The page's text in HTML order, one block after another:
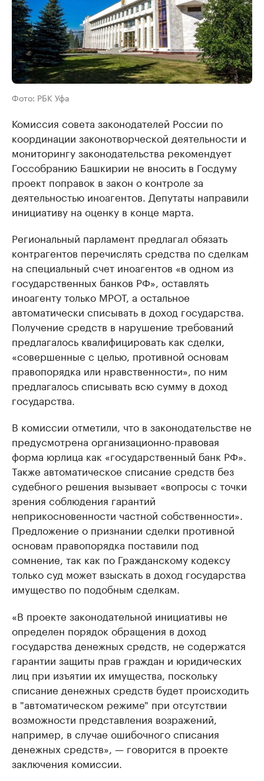
Фото: РБК Уфа
Комиссия совета законодателей России по
координации законотворческой деятельности и
мониторингу законодательства рекомендует
Госсобранию Башкирии не вносить в Госдуму
проект поправок в закон о контроле за
деятельностью иноагентов. Депутаты направили
инициативу на оценку в конце марта.
Региональный парламент предлагал обязать
контрагентов перечислять средства по сделкам
на специальный счет иноагентов «в одном из
государственных банков РФ», оставлять
иноагенту только МРОТ, а остальное
автоматически списывать в доход государства.
Получение средств в нарушение требований
предлагалось квалифицировать как сделки,
«совершенные с целью, противной основам
правопорядка или нравственности», по ним
предлагалось списывать всю сумму в доход
государства.
В комиссии отметили, что в законодательстве не
предусмотрена организационно-правовая
форма юрлица как «государственный банк РФ».
Также автоматическое списание средств без
судебного решения вызывает «вопросы с точки
зрения соблюдения гарантий
неприкосновенности частной собственности».
Предложение о признании сделки противной
основам правопорядка поставили под
сомнение, так как по Гражданскому кодексу
только суд может взыскать в доход государства
имущество по подобным сделкам.
«В проекте законодательной инициативы не
определен порядок обращения в доход
государства денежных средств, не содержатся
гарантии защиты прав граждан и юридических
лиц при изъятии их имущества, поскольку
списание денежных средств будет происходить
в "автоматическом режиме" при отсутствии
возможности представления возражений,
например, в случае ошибочного списания
денежных средств», — говорится в проекте
заключения комиссии.